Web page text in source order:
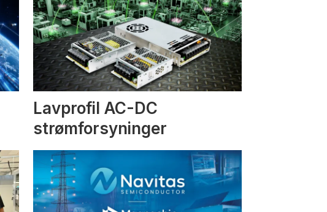
Lavprofil AC-DC
strømforsyninger